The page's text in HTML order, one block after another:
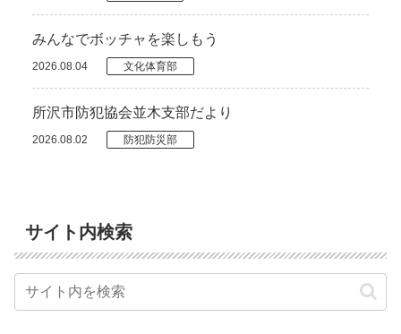
みんなでボッチャを楽しもう
2026.08.04 文化体育部
所沢市防犯協会並木支部だより
2026.08.02 防犯防災部
サイト内検索